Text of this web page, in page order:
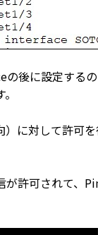
後に設定する
に対して許可
許可されて、